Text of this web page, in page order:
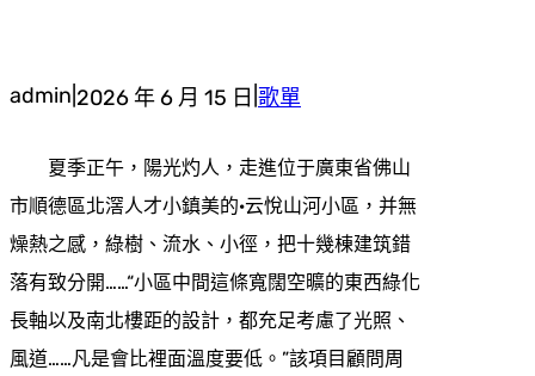
admin 2026 年 6 月 15 日 歌單
夏季正午，陽光灼人，走進位于廣東省佛山
市順德區北滘人才小鎮美的·云悅山河小區，并無
燥熱之感，綠樹、流水、小徑，把十幾棟建筑錯
落有致分開……“小區中間這條寬闊空曠的東西綠化
長軸以及南北樓距的設計，都充足考慮了光照、
風道……凡是會比裡面溫度要低。”該項目顧問周